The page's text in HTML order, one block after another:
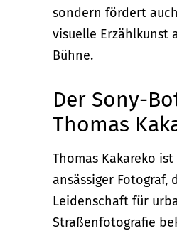
sondern fördert
visuelle Erzählkunst
Bühne.
Der Sony-
Thomas
Thomas Kakareko
ansässiger Fotograf,
Leidenschaft für
Straßenfotografie